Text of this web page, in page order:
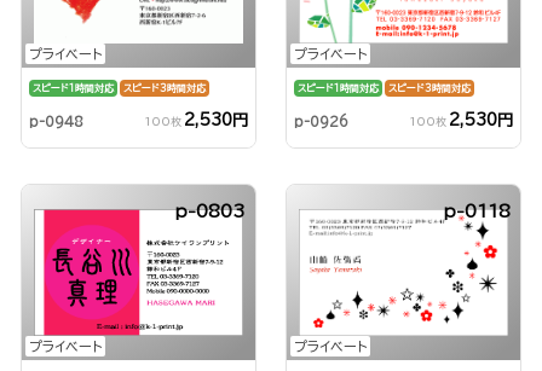
プライベート
スピード1時間対応 スピード3時間対応
p-0948 100枚 2,530円
プライベート
スピード1時間対応 スピード3時間対応
p-0926 100枚 2,530円
プライベート
p-0803
プライベート
p-0118